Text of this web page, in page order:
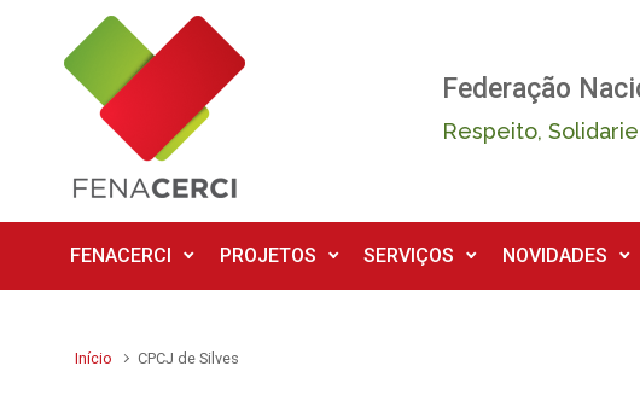
Skip to main content
Federação
Respeito,
FENACERCI PROJETOS SERVIÇOS NOVIDADES
Início CPCJ de Silves